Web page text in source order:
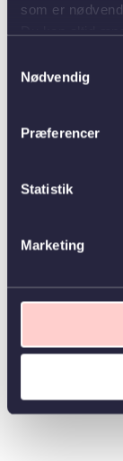
som er
Nødvendig
Præferencer
Statistik
Marketing